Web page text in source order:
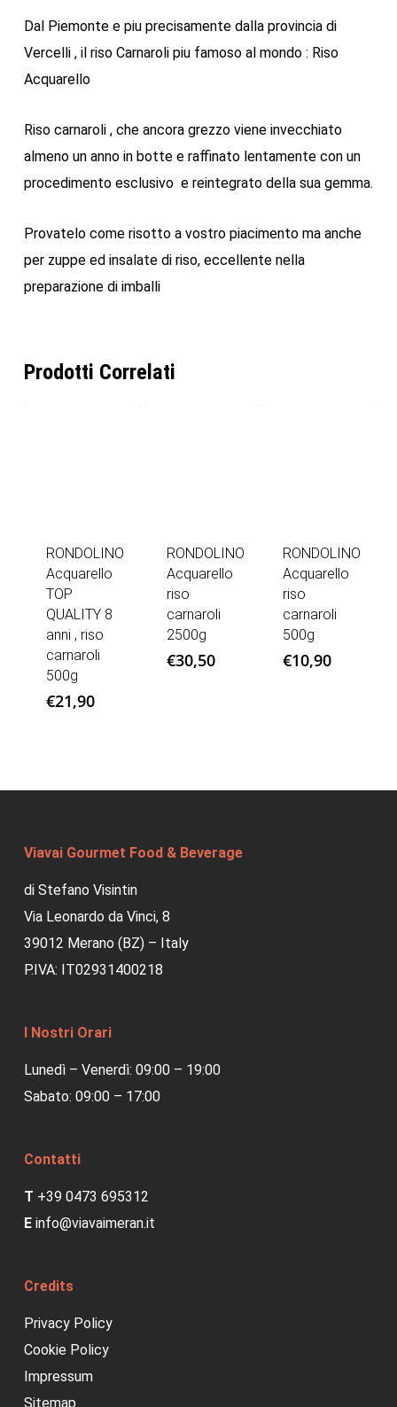
Dal Piemonte e piu precisamente dalla provincia di
Vercelli , il riso Carnaroli piu famoso al mondo : Riso
Acquarello
Riso carnaroli , che ancora grezzo viene invecchiato
almeno un anno in botte e raffinato lentamente con un
procedimento esclusivo e reintegrato della sua gemma.
Provatelo come risotto a vostro piacimento ma anche
per zuppe ed insalate di riso, eccellente nella
preparazione di imballi
Prodotti Correlati
RONDOLINO
Acquarello
TOP
QUALITY 8
anni , riso
carnaroli
500g
€21,90
RONDOLINO
Acquarello
riso
carnaroli
2500g
€30,50
RONDOLINO
Acquarello
riso
carnaroli
500g
€10,90
Viavai Gourmet Food & Beverage
di Stefano Visintin
Via Leonardo da Vinci, 8
39012 Merano (BZ) – Italy
P.IVA: IT02931400218
I Nostri Orari
Lunedì – Venerdì: 09:00 – 19:00
Sabato: 09:00 – 17:00
Contatti
T +39 0473 695312
E info@viavaimeran.it
Credits
Privacy Policy
Cookie Policy
Impressum
Sitemap